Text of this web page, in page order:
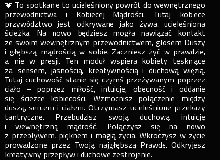
💗 To spotkanie to ucieleśniony powrót do wewnętrznego
przewodnictwa i Kobiecej Mądrości. Tutaj kobiece
przywództwo jest odkrywane jako żywa, ucieleśniona
ścieżka. Na nowo będziesz mogła nawiązać kontakt
ze swoim wewnętrznym przewodnictwem, głosem Duszy
i głębszą mądrością w sobie. Zaczniesz żyć w prawdzie,
a nie w presji. Ten moduł wspiera kobiety tęskniące
za sensem, jasnością, kreatywnością i duchową więzią.
Tutaj duchowość stanie się czymś przeżywanym poprzez
ciało – poprzez miłość, intuicję, obecność i oddanie
się ścieżce kobiecości. Wzmocnisz połączenie między
duszą, sercem i ciałem. Otrzymasz ucieleśnione przekazy
tantryczne. Przebudzisz swoją duchową intuicję
i wewnętrzną mądrość. Połączysz się na nowo
z przepływem, pięknem i magią życia. Wkroczysz w życie
prowadzone przez Twoją najgłębszą Prawdę. Odkryjesz
kreatywny przepływ i duchowe zestrojenie.